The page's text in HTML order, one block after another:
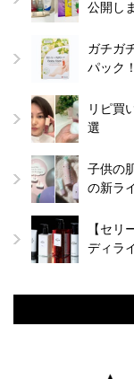
公開し
ガチガ
パック
リピ買
選
子供の
の新ラ
【セリ
ディラ